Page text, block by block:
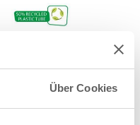
Über Cookies
TUBEN
aus 50%